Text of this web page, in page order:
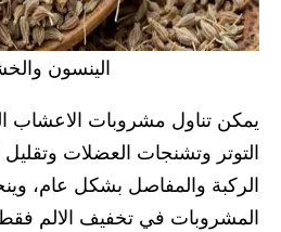
الينسون
يمكن تناول مشروبات الاعشاب
التوتر وتشنجات العضلات وتقليل
الركبة والمفاصل بشكل عام،
المشروبات في تخفيف الالم